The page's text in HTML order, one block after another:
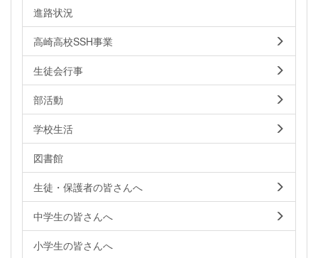
進路状況
高崎高校SSH事業
生徒会行事
部活動
学校生活
図書館
生徒・保護者の皆さんへ
中学生の皆さんへ
小学生の皆さんへ